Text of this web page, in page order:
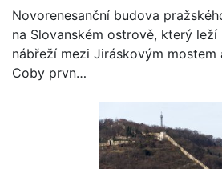
Novorenesanční budova
na Slovanském ostrově, který leží
nábřeží mezi Jiráskovým mostem
Coby prvn…